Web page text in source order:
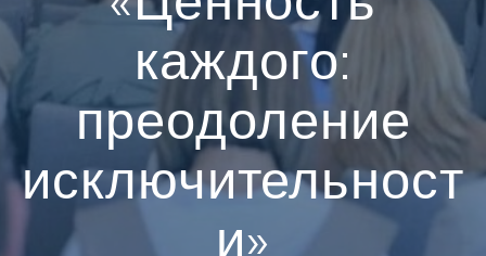
каждого:
преодоление
исключительност
и»